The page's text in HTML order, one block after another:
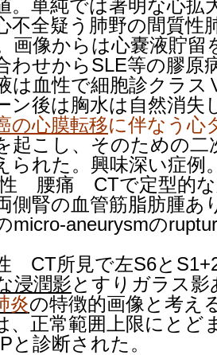
。単純では著明な心拡
不全疑う肺野の間質性
画像からは心嚢液貯留
わせからSLE等の膠原
は血性で細胞診クラ
ン後は胸水は自然消失
の心膜転移に伴なう心
起こし、そのための二
られた。興味深い症例
性 腰痛 CTで定型的な
側腎の血管筋脂肪腫あ
micro-aneurysmの
CT所見で左S6と
浸潤影とすりガラス影
炎の特徴的画像と考え
、正常範囲上限にとど
と診断された。